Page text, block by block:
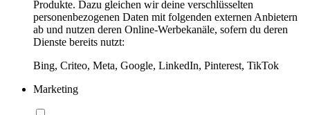
Produkte. Dazu gleichen wir deine verschlüsselten
personenbezogenen Daten mit folgenden externen Anbietern
ab und nutzen deren Online-Werbekanäle, sofern du deren
Dienste bereits nutzt:
Bing, Criteo, Meta, Google, LinkedIn, Pinterest, TikTok
Marketing